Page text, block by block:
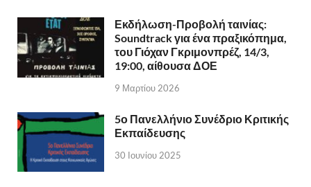
Εκδήλωση-Προβολή ταινίας:
Soundtrack για ένα πραξικόπημα,
του Γιόχαν Γκριμονπρέζ, 14/3,
19:00, αίθουσα ΔΟΕ
9 Μαρτίου 2026
5ο Πανελλήνιο Συνέδριο Κριτικής
Εκπαίδευσης
30 Ιουνίου 2025